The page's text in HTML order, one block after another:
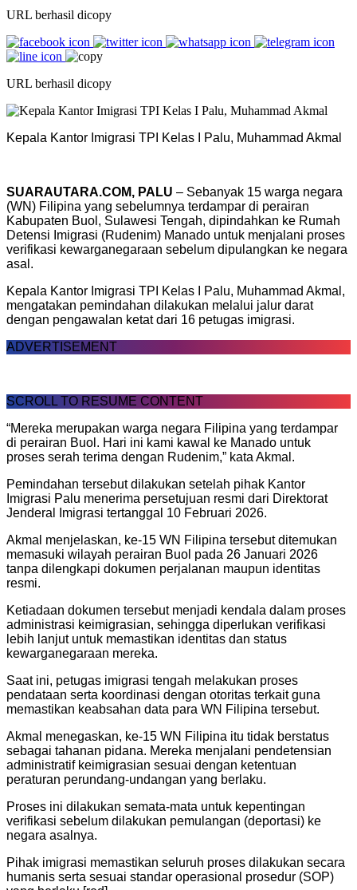
URL berhasil dicopy
URL berhasil dicopy
Kepala Kantor Imigrasi TPI Kelas I Palu, Muhammad Akmal
SUARAUTARA.COM, PALU – Sebanyak 15 warga negara
(WN) Filipina yang sebelumnya terdampar di perairan
Kabupaten Buol, Sulawesi Tengah, dipindahkan ke Rumah
Detensi Imigrasi (Rudenim) Manado untuk menjalani proses
verifikasi kewarganegaraan sebelum dipulangkan ke negara
asal.
Kepala Kantor Imigrasi TPI Kelas I Palu, Muhammad Akmal,
mengatakan pemindahan dilakukan melalui jalur darat
dengan pengawalan ketat dari 16 petugas imigrasi.
ADVERTISEMENT
SCROLL TO RESUME CONTENT
“Mereka merupakan warga negara Filipina yang terdampar
di perairan Buol. Hari ini kami kawal ke Manado untuk
proses serah terima dengan Rudenim,” kata Akmal.
Pemindahan tersebut dilakukan setelah pihak Kantor
Imigrasi Palu menerima persetujuan resmi dari Direktorat
Jenderal Imigrasi tertanggal 10 Februari 2026.
Akmal menjelaskan, ke-15 WN Filipina tersebut ditemukan
memasuki wilayah perairan Buol pada 26 Januari 2026
tanpa dilengkapi dokumen perjalanan maupun identitas
resmi.
Ketiadaan dokumen tersebut menjadi kendala dalam proses
administrasi keimigrasian, sehingga diperlukan verifikasi
lebih lanjut untuk memastikan identitas dan status
kewarganegaraan mereka.
Saat ini, petugas imigrasi tengah melakukan proses
pendataan serta koordinasi dengan otoritas terkait guna
memastikan keabsahan data para WN Filipina tersebut.
Akmal menegaskan, ke-15 WN Filipina itu tidak berstatus
sebagai tahanan pidana. Mereka menjalani pendetensian
administratif keimigrasian sesuai dengan ketentuan
peraturan perundang-undangan yang berlaku.
Proses ini dilakukan semata-mata untuk kepentingan
verifikasi sebelum dilakukan pemulangan (deportasi) ke
negara asalnya.
Pihak imigrasi memastikan seluruh proses dilakukan secara
humanis serta sesuai standar operasional prosedur (SOP)